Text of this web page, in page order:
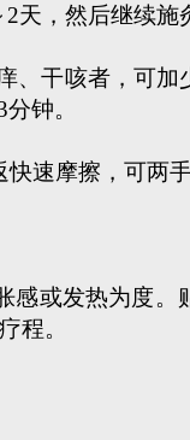
，然后继续施
干咳者，可
钟。
摩擦，可两
发热为度。
程。